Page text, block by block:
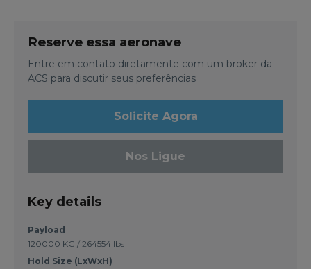
Reserve essa aeronave
Entre em contato diretamente com um broker da
ACS para discutir seus preferências
Solicite Agora
Nos Ligue
Key details
Payload
120000 KG / 264554 lbs
Hold Size (LxWxH)